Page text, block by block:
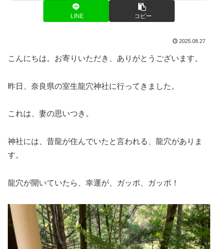
LINE コピー
2025.08.27
こんにちは。お寄りいただき、ありがとうございます。
昨日、奈良県の室生龍穴神社に行ってきました。
これは、妻の思いつき。
神社には、昔龍が住んでいたと言われる、龍穴がありま
す。
龍穴が開いていたら、幸運が、ガッポ、ガッポ！